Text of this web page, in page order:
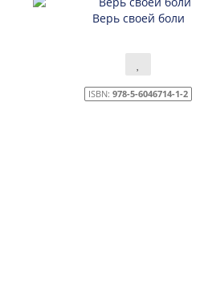
Верь своей боли
ISBN:978-5-6046714-1-2